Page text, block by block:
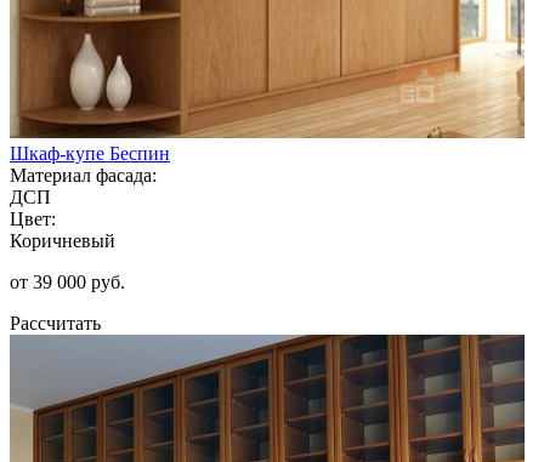
Шкаф-купе Беспин
Материал фасада:
ДСП
Цвет:
Коричневый
от 39 000 руб.
Рассчитать